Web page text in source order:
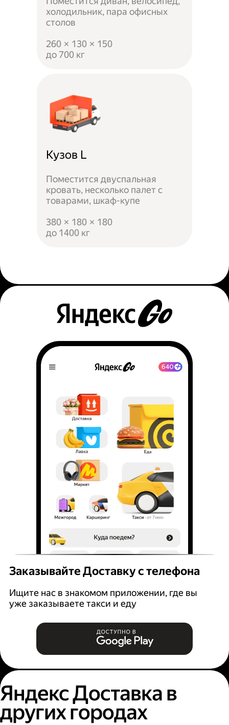
холодильник, пара офисных
столов
260 × 130 × 150
до 700 кг
Кузов L
Поместится двуспальная
кровать, несколько палет с
товарами, шкаф-купе
380 × 180 × 180
до 1400 кг
Заказывайте Доставку с телефона
Ищите нас в знакомом приложении, где вы
уже заказываете такси и еду
Яндекс Доставка в
других городах